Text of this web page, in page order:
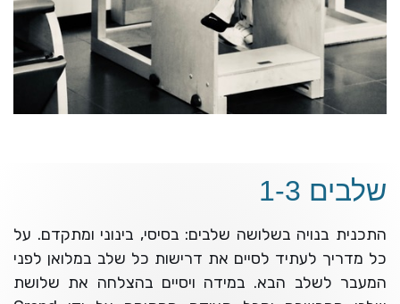
שלבים 1-3
התכנית בנויה בשלושה שלבים: בסיסי, בינוני ומתקדם. על
כל מדריך לעתיד לסיים את דרישות כל שלב במלואן לפני
המעבר לשלב הבא. במידה ויסיים בהצלחה את שלושת